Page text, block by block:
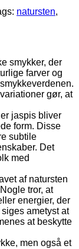
natursten,
smykker, der
farver og
gør, at
jaspis bliver
form. Disse
subtile
Det
med
af natursten
tror, at
energier, der
ametyst at
at beskytte
men også et